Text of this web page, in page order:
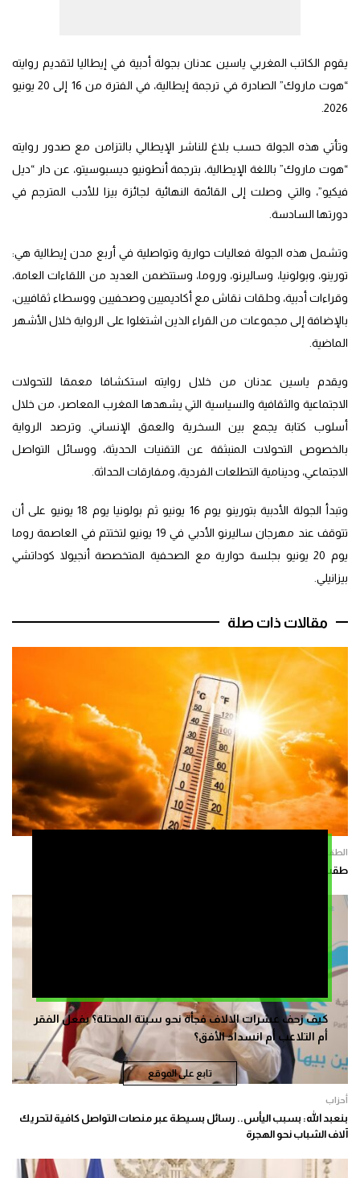
كيف زحف عشرات الالاف فجأة نحو سبتة المحتلة؟ بفعل الفقر
أم التلاعب أم انسداد الأفق؟
تابع على الموقع
يقوم الكاتب المغربي ياسين عدنان بجولة أدبية في إيطاليا لتقديم روايته
“هوت ماروك” الصادرة في ترجمة إيطالية، في الفترة من 16 إلى 20 يونيو
2026.
وتأتي هذه الجولة حسب بلاغ للناشر الإيطالي بالتزامن مع صدور روايته
“هوت ماروك” باللغة الإيطالية، بترجمة أنطونيو ديسبوسيتو، عن دار “ديل
فيكيو”، والتي وصلت إلى القائمة النهائية لجائزة بيزا للأدب المترجم في
دورتها السادسة.
وتشمل هذه الجولة فعاليات حوارية وتواصلية في أربع مدن إيطالية هي:
تورينو، وبولونيا، وساليرنو، وروما، وستتضمن العديد من اللقاءات العامة،
وقراءات أدبية، وحلقات نقاش مع أكاديميين وصحفيين ووسطاء ثقافيين،
بالإضافة إلى مجموعات من القراء الذين اشتغلوا على الرواية خلال الأشهر
الماضية.
ويقدم ياسين عدنان من خلال روايته استكشافا معمقا للتحولات
الاجتماعية والثقافية والسياسية التي يشهدها المغرب المعاصر، من خلال
أسلوب كتابة يجمع بين السخرية والعمق الإنساني. وترصد الرواية
بالخصوص التحولات المنبثقة عن التقنيات الحديثة، ووسائل التواصل
الاجتماعي، ودينامية التطلعات الفردية، ومفارقات الحداثة.
وتبدأ الجولة الأدبية بتورينو يوم 16 يونيو ثم بولونيا يوم 18 يونيو على أن
تتوقف عند مهرجان ساليرنو الأدبي في 19 يونيو لتختتم في العاصمة روما
يوم 20 يونيو بجلسة حوارية مع الصحفية المتخصصة أنجيولا كوداتشي
بيزانيلي.
مقالات ذات صلة
الطقس
طقس السبت.. استمرار الجو الحار بعدد من المناطق
أحزاب
بنعبد الله: بسبب اليأس.. رسائل بسيطة عبر منصات التواصل كافية لتحريك
آلاف الشباب نحو الهجرة